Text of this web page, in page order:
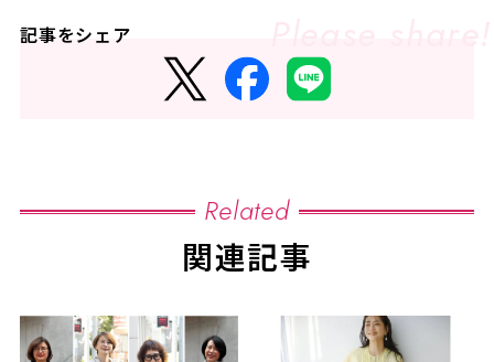
記事をシェア
Related
関連記事